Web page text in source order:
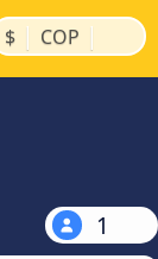
$ | COP |
1